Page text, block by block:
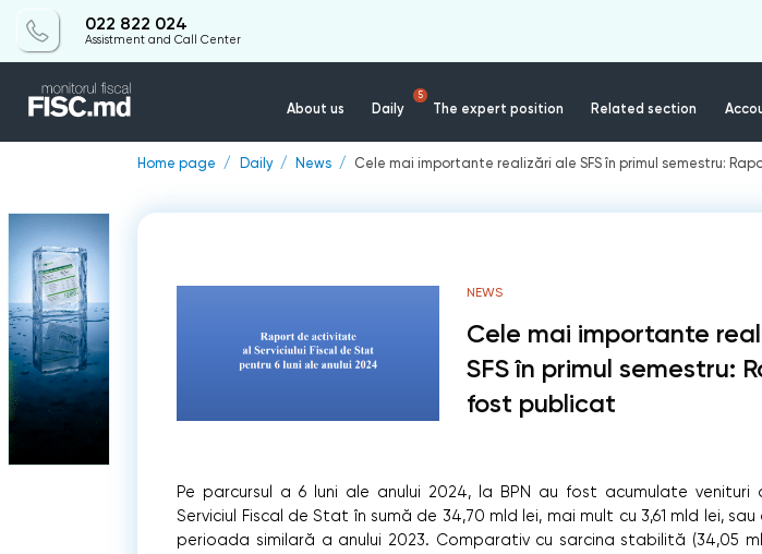
022 822 024
Assistment and Call Center
About us Daily
5
The expert position Related section
Home page Daily News Cele mai importante realizări ale SFS în primul semestru:
NEWS
Cele mai importante
SFS în primul semestru:
fost publicat
Pe parcursul a 6 luni ale anului 2024, la BPN au fost acumulate venituri
Serviciul Fiscal de Stat în sumă de 34,70 mld lei, mai mult cu 3,61 mld lei, sau
perioada similară a anului 2023. Comparativ cu sarcina stabilită (34,05